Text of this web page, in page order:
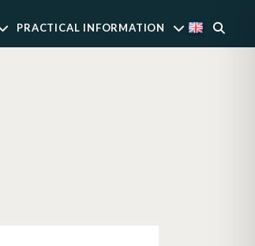
PRACTICAL INFORMATION